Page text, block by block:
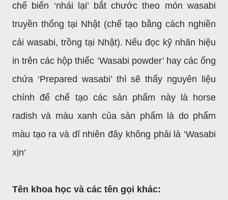
chế biến ‘nhái lại’ bắt chước theo món wasabi
truyền thống tại Nhật (chế tạo bằng cách nghiền
cải wasabi, trồng tại Nhật). Nếu đọc kỹ nhãn hiệu
in trên các hộp thiếc ‘Wasabi powder’ hay các ống
chứa ‘Prepared wasabi’ thì sẽ thấy nguyên liệu
chính để chế tạo các sản phẩm này là horse
radish và màu xanh của sản phẩm là do phẩm
màu tạo ra và dĩ nhiên đây không phải là ‘Wasabi
xịn’
Tên khoa học và các tên gọi khác: